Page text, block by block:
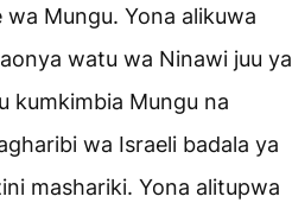
Mungu. Yona alikuwa
watu wa Ninawi juu ya
kumkimbia Mungu na
wa Israeli badala ya
mashariki. Yona alitupwa